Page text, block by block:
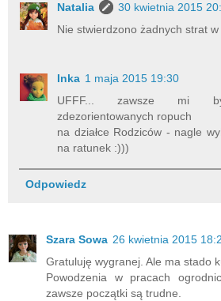
Natalia
30 kwietnia 2015
Nie stwierdzono żadnych strat
Inka 1 maja 2015 19:30
UFFF... zawsze mi
zdezorientowanych ropuch
na działce Rodziców - nagle
na ratunek :)))
Odpowiedz
Szara Sowa 26 kwietnia 2015
Gratuluję wygranej. Ale ma stado
Powodzenia w pracach
zawsze początki są trudne.